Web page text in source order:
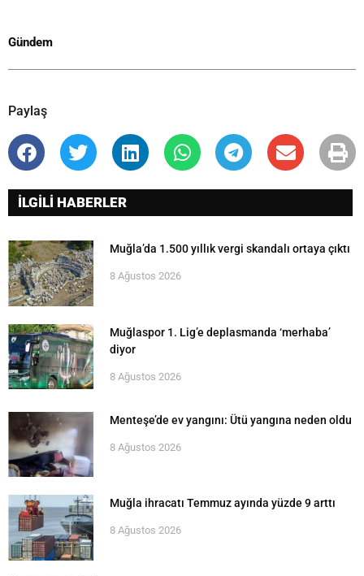
Gündem
Paylaş
İLGİLİ HABERLER
Muğla’da 1.500 yıllık vergi skandalı ortaya çıktı
8 Ağustos 2026
Muğlaspor 1. Lig’e deplasmanda ‘merhaba’
diyor
8 Ağustos 2026
Menteşe’de ev yangını: Ütü yangına neden oldu
8 Ağustos 2026
Muğla ihracatı Temmuz ayında yüzde 9 arttı
8 Ağustos 2026